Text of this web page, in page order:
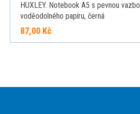
HUXLEY. Notebook A5 s pevnou
voděodolného papíru, černá
87,00 Kč